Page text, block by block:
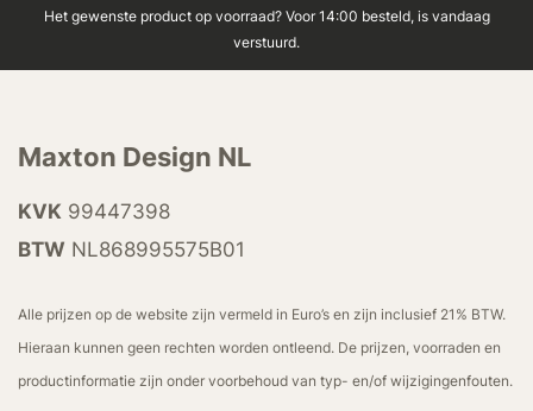
Het gewenste product op voorraad? Voor 14:00 besteld, is vandaag
verstuurd.
Maxton Design NL
KVK 99447398
BTW NL868995575B01
Alle prijzen op de website zijn vermeld in Euro’s en zijn inclusief 21% BTW.
Hieraan kunnen geen rechten worden ontleend. De prijzen, voorraden en
productinformatie zijn onder voorbehoud van typ- en/of wijzigingenfouten.